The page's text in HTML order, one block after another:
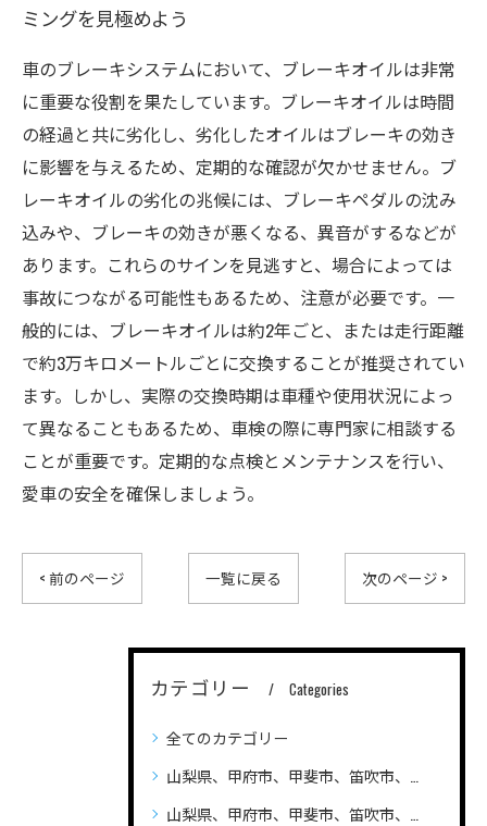
ミングを見極めよう
車のブレーキシステムにおいて、ブレーキオイルは非常
に重要な役割を果たしています。ブレーキオイルは時間
の経過と共に劣化し、劣化したオイルはブレーキの効き
に影響を与えるため、定期的な確認が欠かせません。ブ
レーキオイルの劣化の兆候には、ブレーキペダルの沈み
込みや、ブレーキの効きが悪くなる、異音がするなどが
あります。これらのサインを見逃すと、場合によっては
事故につながる可能性もあるため、注意が必要です。一
般的には、ブレーキオイルは約2年ごと、または走行距離
で約3万キロメートルごとに交換することが推奨されてい
ます。しかし、実際の交換時期は車種や使用状況によっ
て異なることもあるため、車検の際に専門家に相談する
ことが重要です。定期的な点検とメンテナンスを行い、
愛車の安全を確保しましょう。
< 前のページ 一覧に戻る 次のページ >
カテゴリー Categories
全てのカテゴリー
山梨県、甲府市、甲斐市、笛吹市、昭和町、
山梨県、甲府市、甲斐市、笛吹市、昭和町、自動車（普通車、軽自動車、ハイブリッド車）の車検、整備、修理なら笛吹市のLandAuto（ランドオート）へご相談ください 安い